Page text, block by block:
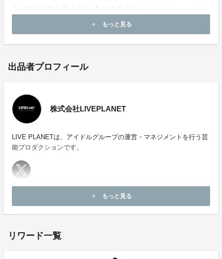
100,000円支援・・・オフイベ参加権
＆ オリジナルアクリルキーホルダー
＋フラワースタンドお名前掲載＋サイン入りブロマイド
＆ オリジナルアクリルキーホルダー
600,000円支援・・・全支援パック
＆ オリジナルアクリルキーホルダー＋単独スタンドフ
・返礼品は、生誕祭終了後に順次発送させていただきま
す。
add もっと見る
出品者プロフィール
株式会社LIVEPLANET
LIVE PLANETは、アイドルグループの運営・マネジメントを行う芸
能プロダクションです。
add もっと見る
リワード一覧